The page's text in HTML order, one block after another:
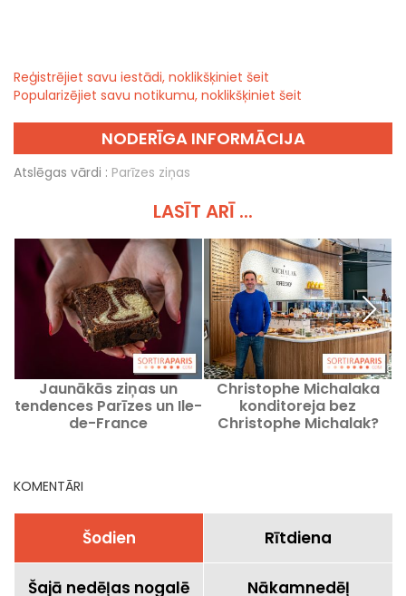
Reģistrējiet savu iestādi, noklikšķiniet šeit
Popularizējiet savu notikumu, noklikšķiniet šeit
NODERĪGA INFORMĀCIJA
Atslēgas vārdi : Parīzes ziņas
LASĪT ARĪ ...
Jaunākās ziņas un
tendences Parīzes un Ile-
de-France
gastronomijas jaunumi
Christophe Michalaka
konditoreja bez
Christophe Michalak?
KOMENTĀRI
Šodien Rītdiena
Šajā nedēļas nogalē Nākamnedēļ